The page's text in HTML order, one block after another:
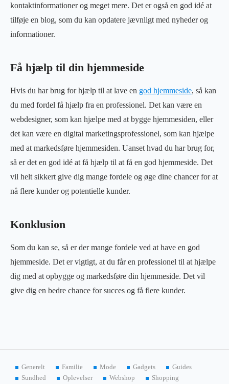
kontaktinformationer og meget mere. Det er også en god idé at
tilføje en blog, som du kan opdatere jævnligt med nyheder og
informationer.
Få hjælp til din hjemmeside
Hvis du har brug for hjælp til at lave en god hjemmeside, så kan
du med fordel få hjælp fra en professionel. Det kan være en
webdesigner, som kan hjælpe med at bygge hjemmesiden, eller
det kan være en digital marketingsprofessionel, som kan hjælpe
med at markedsføre hjemmesiden. Uanset hvad du har brug for,
så er det en god idé at få hjælp til at få en god hjemmeside. Det
vil helt sikkert give dig mange fordele og øge dine chancer for at
nå flere kunder og potentielle kunder.
Konklusion
Som du kan se, så er der mange fordele ved at have en god
hjemmeside. Det er vigtigt, at du får en professionel til at hjælpe
dig med at opbygge og markedsføre din hjemmeside. Det vil
give dig en bedre chance for succes og få flere kunder.
Generelt Familie Mode Gadgets
Guides
Sundhed
Oplevelser Webshop Shopping